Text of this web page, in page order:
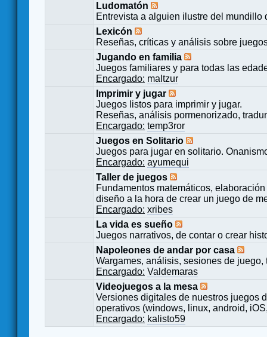
Ludomatón
Entrevista a alguien ilustre del mundillo
Lexicón
Reseñas, críticas y análisis sobre
Jugando en familia
Juegos familiares y para todas las
Encargado: maltzur
Imprimir y jugar
Juegos listos para imprimir y jugar.
Reseñas, análisis pormenorizado,
Encargado: temp3ror
Juegos en Solitario
Juegos para jugar en solitario.
Encargado: ayumequi
Taller de juegos
Fundamentos matemáticos,
diseño a la hora de crear un juego de
Encargado: xribes
La vida es sueño
Juegos narrativos, de contar o crear
Napoleones de andar por casa
Wargames, análisis, sesiones de
Encargado: Valdemaras
Videojuegos a la mesa
Versiones digitales de nuestros juegos
operativos (windows, linux, android,
Encargado: kalisto59